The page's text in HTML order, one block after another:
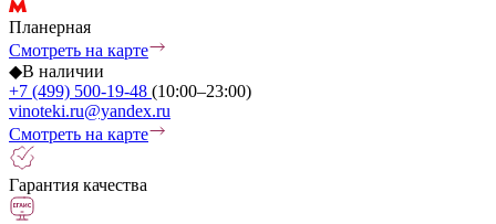
Планерная
Смотреть на карте
◆В наличии
+7 (499) 500-19-48 (10:00–23:00)
vinoteki.ru@yandex.ru
Смотреть на карте
Гарантия качества